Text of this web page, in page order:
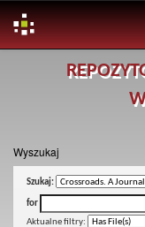
Wyszukaj
Szukaj:
for
Aktualne filtry: